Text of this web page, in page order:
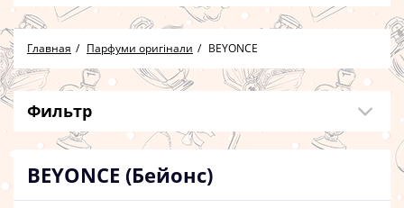
Главная Парфуми оригінали BEYONCE
Фильтр
BEYONCE (Бейонс)